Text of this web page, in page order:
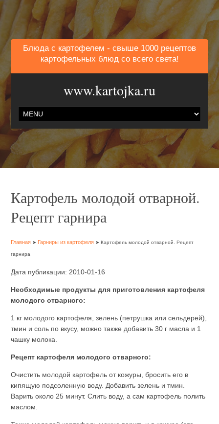
Блюда с картофелем - свыше 1000 рецептов
картофельных блюд со всего света!
www.kartojka.ru
Картофель молодой отварной.
Рецепт гарнира
Главная ➤ Гарниры из картофеля ➤ Картофель молодой отварной. Рецепт
гарнира
Дата публикации: 2010-01-16
Необходимые продукты для приготовления картофеля
молодого отварного:
1 кг молодого картофеля, зелень (петрушка или сельдерей),
тмин и соль по вкусу, можно также добавить 30 г масла и 1
чашку молока.
Рецепт картофеля молодого отварного:
Очистить молодой картофель от кожуры, бросить его в
кипящую подсоленную воду. Добавить зелень и тмин.
Варить около 25 минут. Слить воду, а сам картофель полить
маслом.